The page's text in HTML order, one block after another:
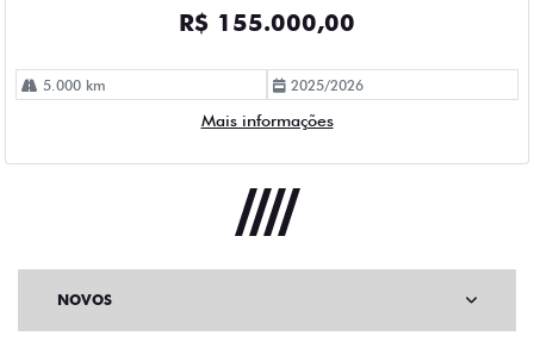
R$ 155.000,00
5.000 km 2025/2026
Mais informações
NOVOS